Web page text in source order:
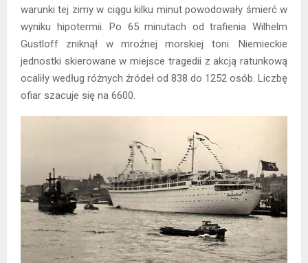
warunki tej zimy w ciągu kilku minut powodowały śmierć w
wyniku hipotermii. Po 65 minutach od trafienia Wilhelm
Gustloff zniknął w mroźnej morskiej toni. Niemieckie
jednostki skierowane w miejsce tragedii z akcją ratunkową
ocaliły według różnych źródeł od 838 do 1252 osób. Liczbę
ofiar szacuje się na 6600.